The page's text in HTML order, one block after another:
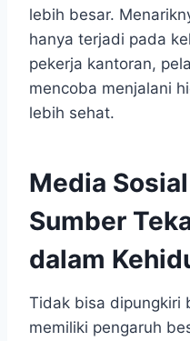
lebih besar.
hanya terjadi pada
pekerja kantoran,
mencoba menjalani
lebih sehat.
Media
Sumber
dalam
Tidak bisa dipungkiri
memiliki pengaruh